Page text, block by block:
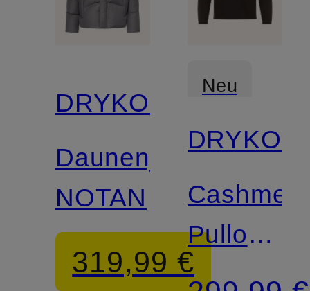
DRYKORN
Daunenjacke
NOTAN
319,99 €
Neu
Pullover
TITZIAN